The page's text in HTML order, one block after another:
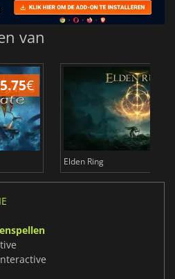
van
€
Elden Ring